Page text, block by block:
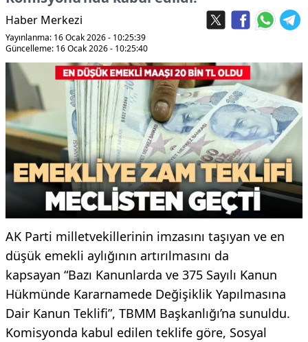
Haber Merkezi
Yayınlanma: 16 Ocak 2026 - 10:25:39
Güncelleme: 16 Ocak 2026 - 10:25:40
AK Parti milletvekillerinin imzasını taşıyan ve en
düşük emekli aylığının artırılmasını da
kapsayan “Bazı Kanunlarda ve 375 Sayılı Kanun
Hükmünde Kararnamede Değişiklik Yapılmasına
Dair Kanun Teklifi”, TBMM Başkanlığı’na sunuldu.
Komisyonda kabul edilen teklife göre, Sosyal